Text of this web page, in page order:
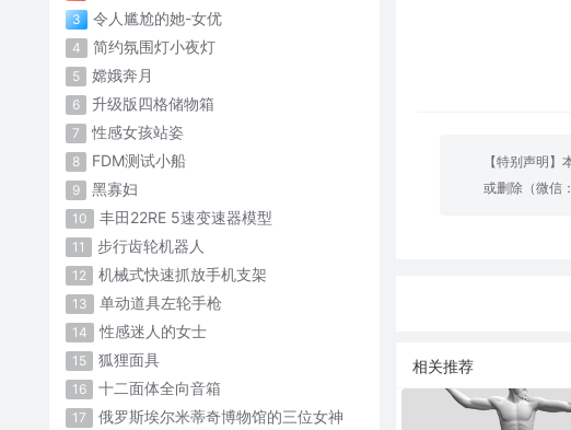
【特别声明
或删除（微信
相关推荐
3 令人尴尬的她-女优
4 简约氛围灯小夜灯
5 嫦娥奔月
6 升级版四格储物箱
7 性感女孩站姿
8 FDM测试小船
9 黑寡妇
10 丰田22RE 5速变速器模型
11 步行齿轮机器人
12 机械式快速抓放手机支架
13 单动道具左轮手枪
14 性感迷人的女士
15 狐狸面具
16 十二面体全向音箱
17 俄罗斯埃尔米蒂奇博物馆的三位女神